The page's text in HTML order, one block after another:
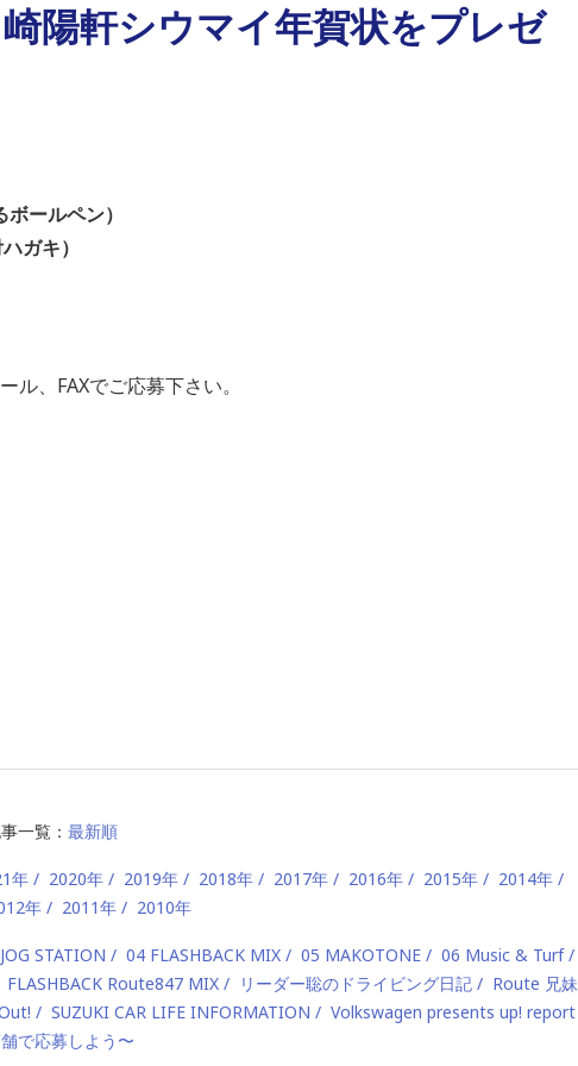
陽軒シウマイ年賀状をプレゼ
ールペン）
ガキ）
ル、FAXでご応募下さい。
一覧： 最新順
年 2020年 2019年 2018年 2017年 2016年 2015年
2014年
年 2011年 2010年
STATION 04 FLASHBACK MIX 05 MAKOTONE
06 Music & Turf
FLASHBACK Route847 MIX リーダー聡のドライビング日記
Route 兄妹
SUZUKI CAR LIFE INFORMATION
Volkswagen presents up! report
で応募しよう〜